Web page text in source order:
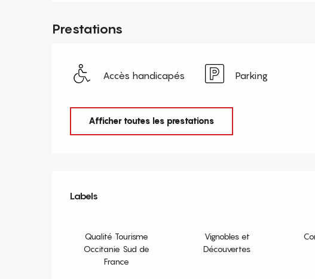
Prestations
Accès handicapés Parking
Afficher toutes les prestations
Offres de prestations
Labels
Labels
Qualité Tourisme
Occitanie Sud de
France
Vignobles et
Découvertes